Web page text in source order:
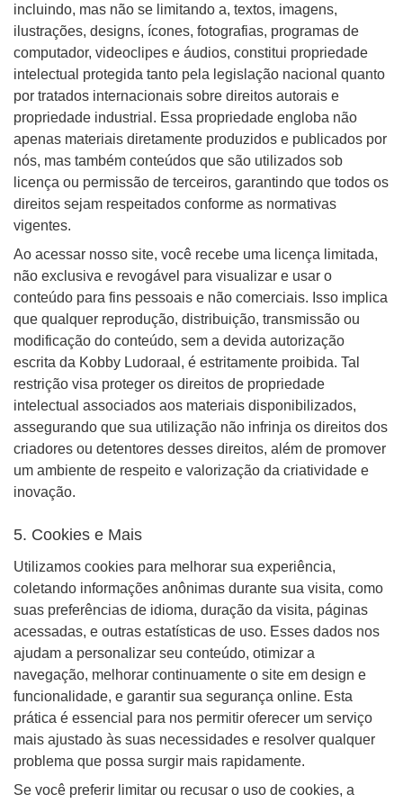
incluindo, mas não se limitando a, textos, imagens,
ilustrações, designs, ícones, fotografias, programas de
computador, videoclipes e áudios, constitui propriedade
intelectual protegida tanto pela legislação nacional quanto
por tratados internacionais sobre direitos autorais e
propriedade industrial. Essa propriedade engloba não
apenas materiais diretamente produzidos e publicados por
nós, mas também conteúdos que são utilizados sob
licença ou permissão de terceiros, garantindo que todos os
direitos sejam respeitados conforme as normativas
vigentes.
Ao acessar nosso site, você recebe uma licença limitada,
não exclusiva e revogável para visualizar e usar o
conteúdo para fins pessoais e não comerciais. Isso implica
que qualquer reprodução, distribuição, transmissão ou
modificação do conteúdo, sem a devida autorização
escrita da Kobby Ludoraal, é estritamente proibida. Tal
restrição visa proteger os direitos de propriedade
intelectual associados aos materiais disponibilizados,
assegurando que sua utilização não infrinja os direitos dos
criadores ou detentores desses direitos, além de promover
um ambiente de respeito e valorização da criatividade e
inovação.
5. Cookies e Mais
Utilizamos cookies para melhorar sua experiência,
coletando informações anônimas durante sua visita, como
suas preferências de idioma, duração da visita, páginas
acessadas, e outras estatísticas de uso. Esses dados nos
ajudam a personalizar seu conteúdo, otimizar a
navegação, melhorar continuamente o site em design e
funcionalidade, e garantir sua segurança online. Esta
prática é essencial para nos permitir oferecer um serviço
mais ajustado às suas necessidades e resolver qualquer
problema que possa surgir mais rapidamente.
Se você preferir limitar ou recusar o uso de cookies, a